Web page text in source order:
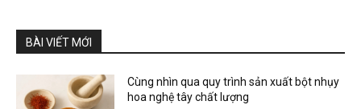
BÀI VIẾT MỚI
Cùng nhìn qua quy trình sản xuất bột nhụy
hoa nghệ tây chất lượng